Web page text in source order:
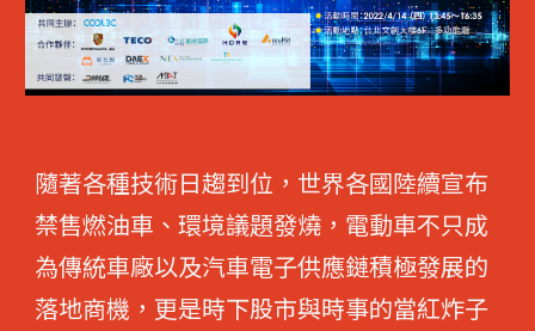
隨著各種技術日趨到位，世界各國陸續宣布
禁售燃油車、環境議題發燒，電動車不只成
為傳統車廠以及汽車電子供應鏈積極發展的
落地商機，更是時下股市與時事的當紅炸子